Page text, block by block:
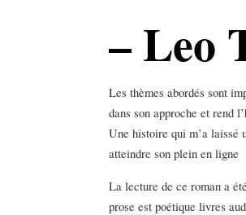
– Leo
Les thèmes abordés sont
dans son approche et rend
Une histoire qui m’a laissé
atteindre son plein en ligne
La lecture de ce roman a
prose est poétique livres